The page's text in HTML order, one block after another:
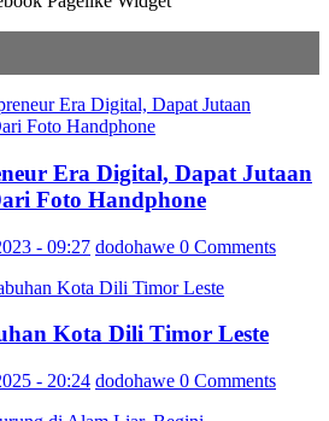
Era Digital, Dapat Jutaan
Foto Handphone
- 09:27 dodohawe 0 Comments
Kota Dili Timor Leste
- 20:24 dodohawe 0 Comments